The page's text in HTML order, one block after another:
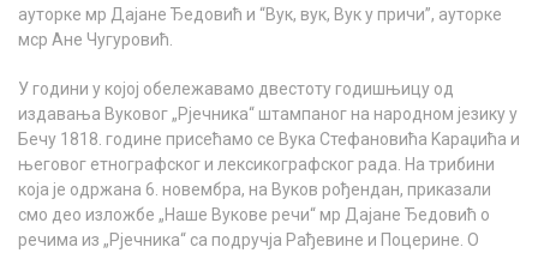
ауторке мр Дајане Ђедовић и “Вук, вук, Вук у причи”, ауторке
мср Ане Чугуровић.
У години у којој обележавамо двестоту годишњицу од
издавања Вуковог „Рјечника“ штампаног на народном језику у
Бечу 1818. године присећамо се Вука Стефановића Kараџића и
његовог етнографског и лексикографског рада. На трибини
која је одржана 6. новембра, на Вуков рођендан, приказали
смо део изложбе „Наше Вукове речи“ мр Дајане Ђедовић о
речима из „Рјечника“ са подручја Рађевине и Поцерине. О